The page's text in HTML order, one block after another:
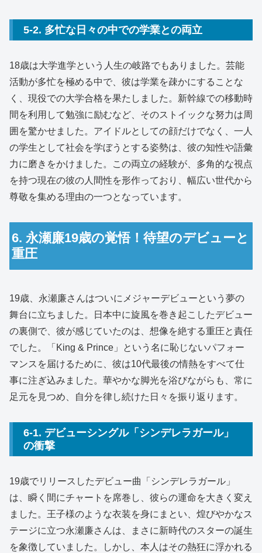
5-2. 多忙な日々の中での学業との両立
18歳は大学進学という人生の岐路でもありました。芸能
活動が多忙を極める中で、彼は学業を疎かにすることな
く、現役での大学合格を果たしました。新幹線での移動時
間を利用して勉強に励むなど、そのストイックな努力は周
囲を驚かせました。アイドルとしての顔だけでなく、一人
の学生として社会を学ぼうとする姿勢は、彼の知性や語彙
力に磨きをかけました。この両立の経験が、多角的な視点
を持つ現在の彼の人間性を形作っており、幅広い世代から
尊敬を集める理由の一つとなっています。
6. 永瀬廉19歳の覚悟！待望のデビューと
重圧
19歳、永瀬廉さんはついにメジャーデビューという夢の
舞台に立ちました。日本中に旋風を巻き起こしたデビュー
の裏側で、彼が感じていたのは、想像を絶する重圧と責任
でした。「King & Prince」という名に恥じないパフォー
マンスを届けるために、彼は10代最後の情熱をすべて仕
事に注ぎ込みました。華やかな脚光を浴びながらも、常に
足元を見つめ、自分を律し続けた日々を振り返ります。
6-1. デビューシングル「シンデレラガール」
の衝撃
19歳でリリースしたデビュー曲「シンデレラガール」
は、瞬く間にチャートを席巻し、彼らの運命を大きく変え
ました。王子様のような衣装を身にまとい、煌びやかなス
テージに立つ永瀬廉さんは、まさに新時代のスターの誕生
を象徴していました。しかし、本人はその熱狂に浮かれる